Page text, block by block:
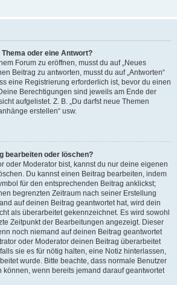
oder eine Antwort?
Forum zu eröffnen, musst du auf „Neues
Beitrag zu antworten, musst du auf „Antworten“
eine Registrierung erforderlich ist, bevor du einen
Berechtigungen sind jeweils am Ende der
aufgelistet. Z. B. „Du darfst neue Themen
erstellen“ usw.
bearbeiten oder löschen?
oder Moderator bist, kannst du nur deine eigenen
Du kannst einen Beitrag bearbeiten, indem
für den entsprechenden Beitrag anklickst;
begrenzten Zeitraum nach seiner Erstellung
auf deinen Beitrag geantwortet hat, wird dein
als überarbeitet gekennzeichnet. Es wird sowohl
Zeitpunkt der Bearbeitungen angezeigt. Dieser
noch niemand auf deinen Beitrag geantwortet
oder Moderator deinen Beitrag überarbeitet
sie es für nötig halten, eine Notiz hinterlassen,
wurde. Bitte beachte, dass normale Benutzer
können, wenn bereits jemand darauf geantwortet